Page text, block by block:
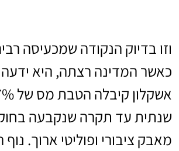
וזו בדיוק הנקודה שמכעיסה
כאשר המדינה רצתה, היא
שנתית עד תקרה שנקבעה
מאבק ציבורי ופוליטי ארוך.